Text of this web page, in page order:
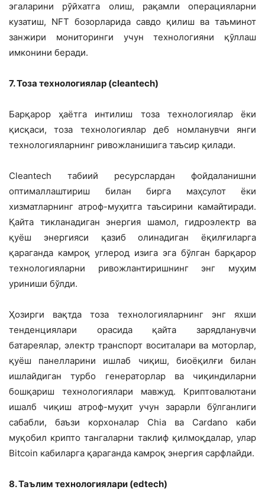
эгаларини рўйхатга олиш, рақамли операцияларни
кузатиш, NFT бозорларида савдо қилиш ва таъминот
занжири мониторинги учун технологияни қўллаш
имконини беради.
7. Тоза технологиялар (cleantech)
Барқарор ҳаётга интилиш тоза технологиялар ёки
қисқаси, тоза технологиялар деб номланувчи янги
технологияларнинг ривожланишига таъсир қилади.
Cleantech табиий ресурслардан фойдаланишни
оптималлаштириш билан бирга маҳсулот ёки
хизматларнинг атроф-муҳитга таъсирини камайтиради.
Қайта тикланадиган энергия шамол, гидроэлектр ва
қуёш энергияси қазиб олинадиган ёқилғиларга
қараганда камроқ углерод изига эга бўлган барқарор
технологияларни ривожлантиришнинг энг муҳим
уриниши бўлди.
Ҳозирги вақтда тоза технологияларнинг энг яхши
тенденциялари орасида қайта зарядланувчи
батареялар, электр транспорт воситалари ва моторлар,
қуёш панелларини ишлаб чиқиш, биоёқилғи билан
ишлайдиган турбо генераторлар ва чиқиндиларни
бошқариш технологиялари мавжуд. Криптовалютани
ишалб чиқиш атроф-муҳит учун зарарли бўлганлиги
сабабли, баъзи корхоналар Chia ва Cardano каби
муқобил крипто тангаларни таклиф қилмоқдалар, улар
Bitcoin кабиларга қараганда камроқ энергия сарфлайди.
8. Таълим технологиялари (edtech)